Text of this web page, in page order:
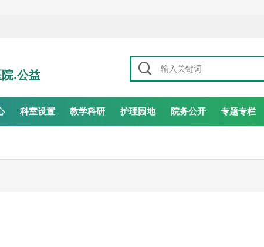
院.公益 
科室设置 教学科研 护理园地 院务公开 专题专栏